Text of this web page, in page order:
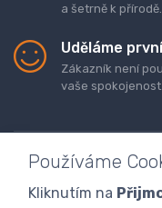
a šetrně k přírodě.
Uděláme
Zákazník není
vaše spokojenost.
Používáme
Kliknutím na